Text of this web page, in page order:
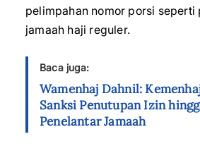
pelimpahan nomor porsi seperti
jamaah haji reguler.
Baca juga:
Wamenhaj Dahnil:
Sanksi Penutupan Izin
Penelantar Jamaah